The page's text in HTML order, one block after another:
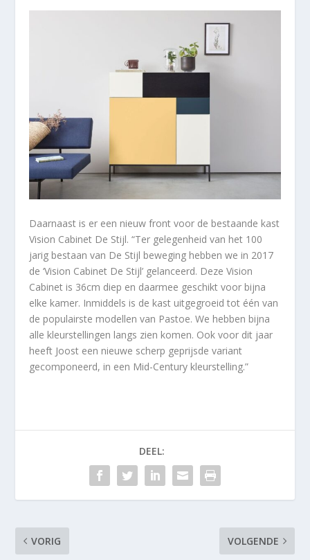
Daarnaast is er een nieuw front voor de bestaande kast
Vision Cabinet De Stijl. “Ter gelegenheid van het 100
jarig bestaan van De Stijl beweging hebben we in 2017
de ‘Vision Cabinet De Stijl’ gelanceerd. Deze Vision
Cabinet is 36cm diep en daarmee geschikt voor bijna
elke kamer. Inmiddels is de kast uitgegroeid tot één van
de populairste modellen van Pastoe. We hebben bijna
alle kleurstellingen langs zien komen. Ook voor dit jaar
heeft Joost een nieuwe scherp geprijsde variant
gecomponeerd, in een Mid-Century kleurstelling.”
DEEL:
VORIG VOLGENDE